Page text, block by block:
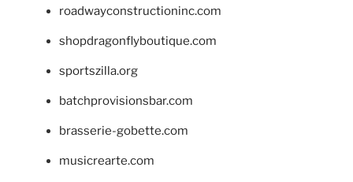
roadwayconstructioninc.com
shopdragonflyboutique.com
sportszilla.org
batchprovisionsbar.com
brasserie-gobette.com
musicrearte.com